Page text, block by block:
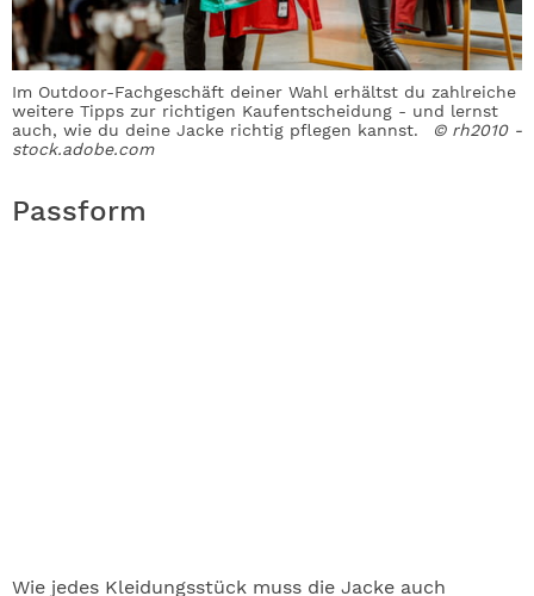
Im Outdoor-Fachgeschäft deiner Wahl erhältst du zahlreiche
weitere Tipps zur richtigen Kaufentscheidung - und lernst
auch, wie du deine Jacke richtig pflegen kannst.
© rh2010 -
stock.adobe.com
Passform
Wie jedes Kleidungsstück muss die Jacke auch